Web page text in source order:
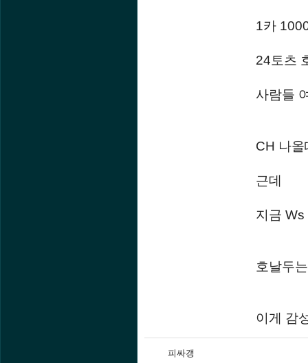
1카
24토츠
사람들
CH 나
근데
지금
호날두
이게 감
피싸갱